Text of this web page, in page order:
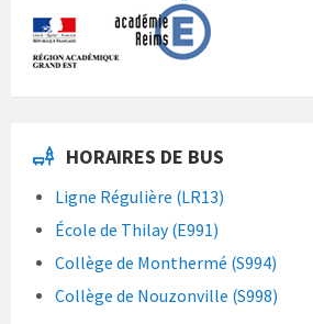
HORAIRES DE BUS
Ligne Régulière (LR13)
École de Thilay (E991)
Collège de Monthermé (S994)
Collège de Nouzonville (S998)